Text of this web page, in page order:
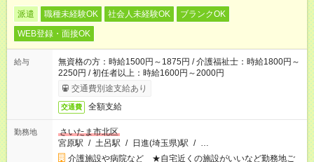
派遣 職種未経験OK 社会人未経験OK
ブランクOK
WEB登録・面接OK
給与
無資格の方：時給1500円～1875円 / 介護福祉士：時給1800円～
2250円 / 初任者以上：時給1600円～2000円
交通費別途支給あり
交通費 全額支給
勤務地
さいたま市北区
宮原駅 / 土呂駅 / 日進(埼玉県)駅 / …
介護施設や病院など ★自宅近くの施設がいいなど勤務地ご